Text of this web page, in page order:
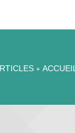
ACCUEIL